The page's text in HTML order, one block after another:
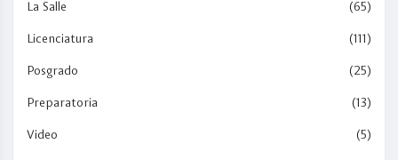
La Salle (65)
Licenciatura (111)
Posgrado (25)
Preparatoria (13)
Video (5)